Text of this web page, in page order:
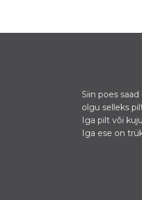
Siin poes
olgu selleks
Iga pilt või
Iga ese on